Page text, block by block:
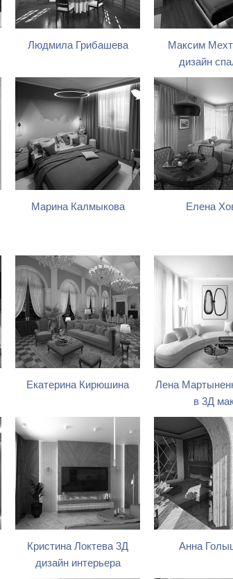
Людмила Грибашева
Максим
дизайн
Марина Калмыкова Елена
Екатерина Кирюшина
Лена
в 3Д
Кристина Локтева 3Д
дизайн интерьера
Анна